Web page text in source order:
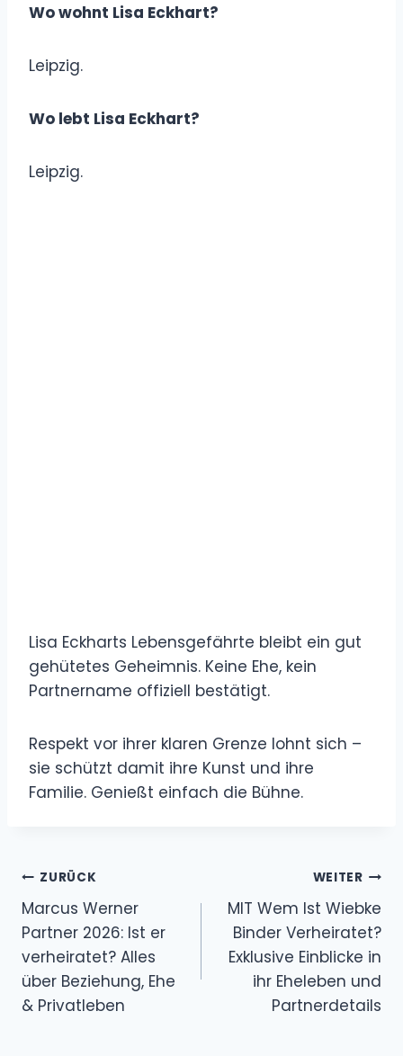
Wo wohnt Lisa Eckhart?
Leipzig.
Wo lebt Lisa Eckhart?
Leipzig.
Lisa Eckharts Lebensgefährte bleibt ein gut
gehütetes Geheimnis. Keine Ehe, kein
Partnername offiziell bestätigt.
Respekt vor ihrer klaren Grenze lohnt sich –
sie schützt damit ihre Kunst und ihre
Familie. Genießt einfach die Bühne.
Beitragsnavigation
ZURÜCK
Marcus Werner
Partner 2026: Ist er
verheiratet? Alles
über Beziehung, Ehe
& Privatleben
WEITER
MIT Wem Ist Wiebke
Binder Verheiratet?
Exklusive Einblicke in
ihr Eheleben und
Partnerdetails